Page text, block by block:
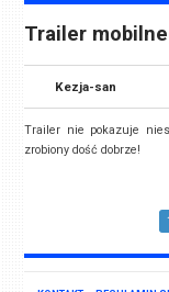
Trailer
Kezja-san
Trailer nie pokazuje
zrobiony dość dobrze!